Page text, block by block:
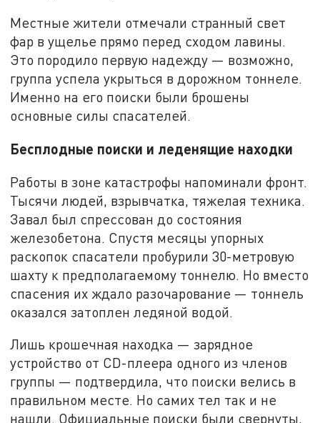
Местные жители отмечали странный свет
фар в ущелье прямо перед сходом лавины.
Это породило первую надежду — возможно,
группа успела укрыться в дорожном тоннеле.
Именно на его поиски были брошены
основные силы спасателей.
Бесплодные поиски и леденящие находки
Работы в зоне катастрофы напоминали фронт.
Тысячи людей, взрывчатка, тяжелая техника.
Завал был спрессован до состояния
железобетона. Спустя месяцы упорных
раскопок спасатели пробурили 30-метровую
шахту к предполагаемому тоннелю. Но вместо
спасения их ждало разочарование — тоннель
оказался затоплен ледяной водой.
Лишь крошечная находка — зарядное
устройство от CD-плеера одного из членов
группы — подтвердила, что поиски велись в
правильном месте. Но самих тел так и не
нашли. Официальные поиски были свернуты,